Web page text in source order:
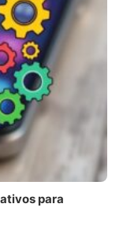
para